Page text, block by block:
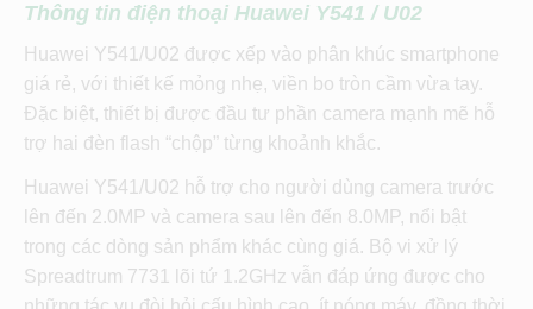
Thông tin điện thoại Huawei Y541 / U02
Huawei Y541/U02 được xếp vào phân khúc smartphone
giá rẻ, với thiết kế mỏng nhẹ, viền bo tròn cầm vừa tay.
Đặc biệt, thiết bị được đầu tư phần camera mạnh mẽ hỗ
trợ hai đèn flash “chộp” từng khoảnh khắc.
Huawei Y541/U02 hỗ trợ cho người dùng camera trước
lên đến 2.0MP và camera sau lên đến 8.0MP, nổi bật
trong các dòng sản phẩm khác cùng giá. Bộ vi xử lý
Spreadtrum 7731 lõi tứ 1.2GHz vẫn đáp ứng được cho